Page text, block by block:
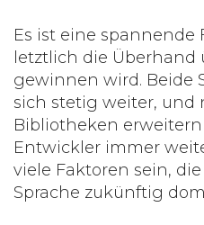
Es ist eine spannende
letztlich die Überhand
gewinnen wird. Beide
sich stetig weiter, und
Bibliotheken
Entwickler immer
viele Faktoren sein,
Sprache zukünftig